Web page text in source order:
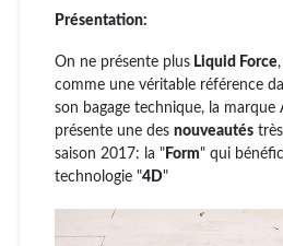
Présentation:
On ne présente plus Liquid Force
comme une véritable référence
son bagage technique, la marque
présente une des nouveautés
saison 2017: la " Form" qui
technologie "4D"